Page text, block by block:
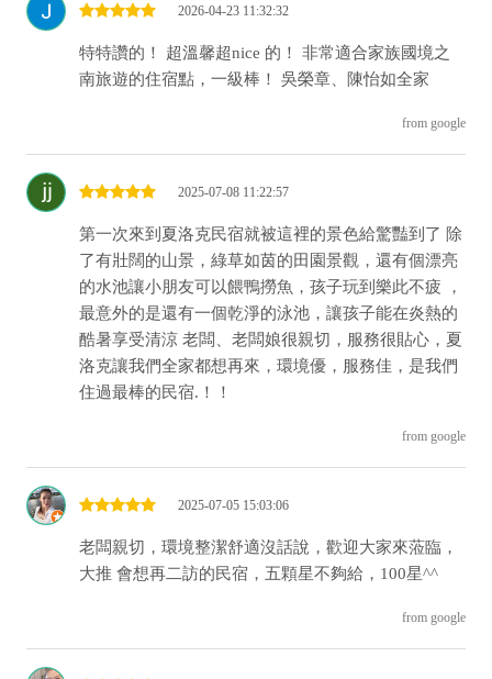
2026-04-23 11:32:32
特特讚的！ 超溫馨超nice 的！ 非常適合家族國境之
南旅遊的住宿點，一級棒！ 吳榮章、陳怡如全家
from google
2025-07-08 11:22:57
第一次來到夏洛克民宿就被這裡的景色給驚豔到了 除
了有壯闊的山景，綠草如茵的田園景觀，還有個漂亮
的水池讓小朋友可以餵鴨撈魚，孩子玩到樂此不疲 ，
最意外的是還有一個乾淨的泳池，讓孩子能在炎熱的
酷暑享受清涼 老闆、老闆娘很親切，服務很貼心，夏
洛克讓我們全家都想再來，環境優，服務佳，是我們
住過最棒的民宿.！！
from google
2025-07-05 15:03:06
老闆親切，環境整潔舒適沒話說，歡迎大家來蒞臨，
大推 會想再二訪的民宿，五顆星不夠給，100星^^
from google